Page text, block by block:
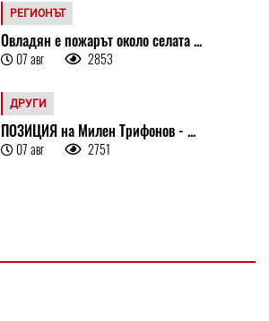
РЕГИОНЪТ
Овладян е пожарът около селата ...
07 авг 2853
ДРУГИ
ПОЗИЦИЯ на Милен Трифонов - ...
07 авг 2751